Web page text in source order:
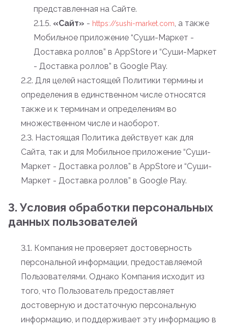
представленная на Сайте.
2.1.5. «Сайт» - https://sushi-market.com, а также
Мобильное приложение “Суши-Маркет -
Доставка роллов” в AppStore и “Суши-Маркет
- Доставка роллов” в Google Play.
2.2. Для целей настоящей Политики термины и
определения в единственном числе относятся
также и к терминам и определениям во
множественном числе и наоборот.
2.3. Настоящая Политика действует как для
Сайта, так и для Мобильное приложение “Суши-
Маркет - Доставка роллов” в AppStore и “Суши-
Маркет - Доставка роллов” в Google Play.
3. Условия обработки персональных
данных пользователей
3.1. Компания не проверяет достоверность
персональной информации, предоставляемой
Пользователями. Однако Компания исходит из
того, что Пользователь предоставляет
достоверную и достаточную персональную
информацию, и поддерживает эту информацию в